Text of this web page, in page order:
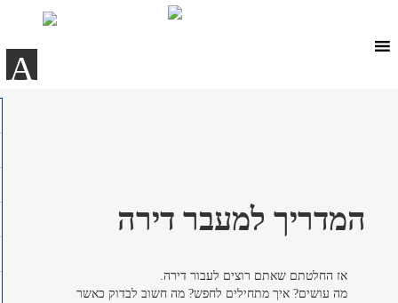
content
המדריך למעבר דירה
אז החלטתם שאתם רוצים לעבור דירה.
מה עושים? איך מתחילים לחפש? מה חשוב לבדוק כאשר
A